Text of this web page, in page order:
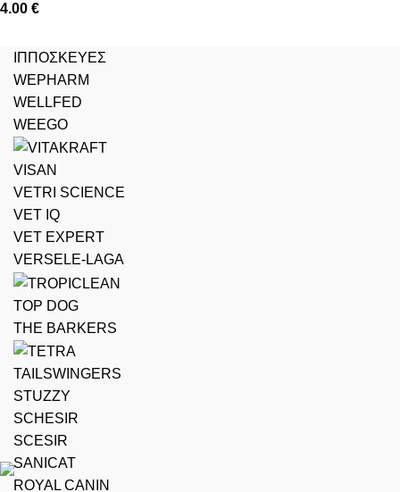
4.00 €
ΙΠΠΟΣΚΕΥΕΣ
WEPHARM
WELLFED
WEEGO
VISAN
VETRI SCIENCE
VET IQ
VET EXPERT
VERSELE-LAGA
TOP DOG
THE BARKERS
TAILSWINGERS
STUZZY
SCHESIR
SCESIR
SANICAT
ROYAL CANIN